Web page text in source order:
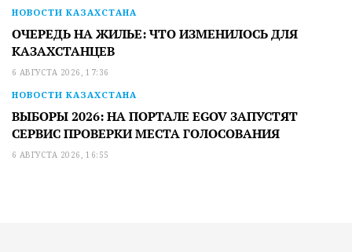
НОВОСТИ КАЗАХСТАНА
ОЧЕРЕДЬ НА ЖИЛЬЕ: ЧТО ИЗМЕНИЛОСЬ ДЛЯ
КАЗАХСТАНЦЕВ
6 АВГУСТА 2026, 17:36
НОВОСТИ КАЗАХСТАНА
ВЫБОРЫ 2026: НА ПОРТАЛЕ EGOV ЗАПУСТЯТ
СЕРВИС ПРОВЕРКИ МЕСТА ГОЛОСОВАНИЯ
6 АВГУСТА 2026, 16:55